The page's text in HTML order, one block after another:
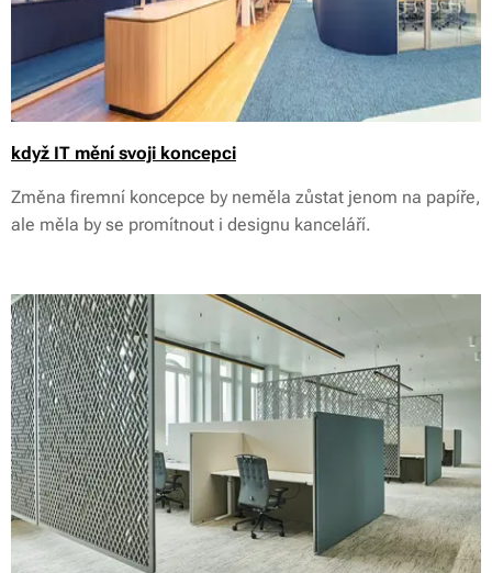
když IT mění svoji koncepci
Změna firemní koncepce by neměla zůstat jenom na papíře,
ale měla by se promítnout i designu kanceláří.